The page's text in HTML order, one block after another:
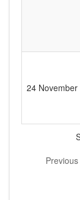
24
Previous